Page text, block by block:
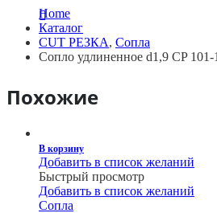
Home
Каталог
CUT РЕЗКА, Сопла
Сопло удлиненное d1,9 CP
Похожие
В корзину
Добавить в список желаний
Быстрый просмотр
Добавить в список желаний
Сопла